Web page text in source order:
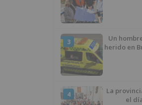
3
Un
herido en
4
La
el